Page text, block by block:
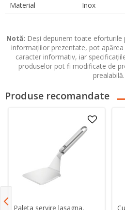
Material
Inox
Notă: Deși depunem toate eforturile
informațiilor prezentate, pot
caracter informativ, iar
produselor pot fi modificate de
prealabilă.
Produse recomandate
Paleta servire lasagna,